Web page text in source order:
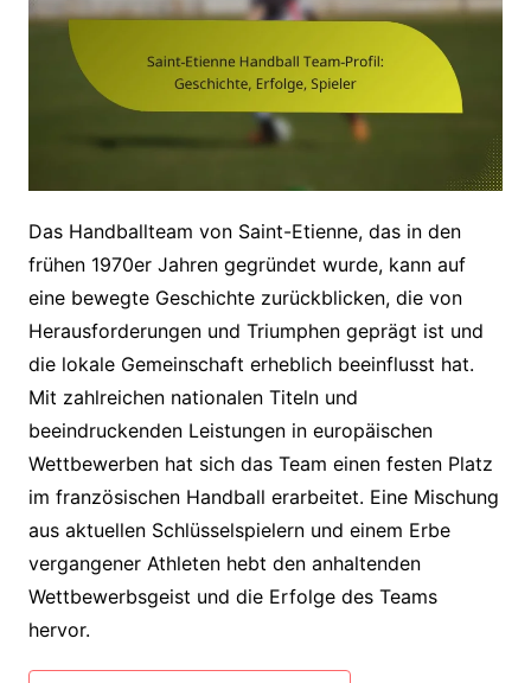
Das Handballteam von Saint-Etienne, das in den
frühen 1970er Jahren gegründet wurde, kann auf
eine bewegte Geschichte zurückblicken, die von
Herausforderungen und Triumphen geprägt ist und
die lokale Gemeinschaft erheblich beeinflusst hat.
Mit zahlreichen nationalen Titeln und
beeindruckenden Leistungen in europäischen
Wettbewerben hat sich das Team einen festen Platz
im französischen Handball erarbeitet. Eine Mischung
aus aktuellen Schlüsselspielern und einem Erbe
vergangener Athleten hebt den anhaltenden
Wettbewerbsgeist und die Erfolge des Teams
hervor.